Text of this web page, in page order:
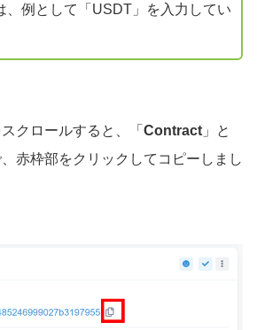
、例として「USDT」を入力してい
クロールすると、「 Contract 」と
赤枠部をクリックしてコピーしまし